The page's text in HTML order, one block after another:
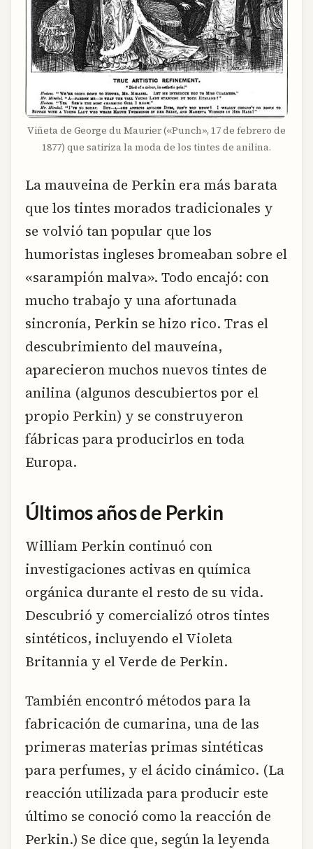
Viñeta de George du Maurier («Punch», 17 de febrero de
1877) que satiriza la moda de los tintes de anilina.
La mauveina de Perkin era más barata
que los tintes morados tradicionales y
se volvió tan popular que los
humoristas ingleses bromeaban sobre el
«sarampión malva». Todo encajó: con
mucho trabajo y una afortunada
sincronía, Perkin se hizo rico. Tras el
descubrimiento del mauveína,
aparecieron muchos nuevos tintes de
anilina (algunos descubiertos por el
propio Perkin) y se construyeron
fábricas para producirlos en toda
Europa.
Últimos años de Perkin
William Perkin continuó con
investigaciones activas en química
orgánica durante el resto de su vida.
Descubrió y comercializó otros tintes
sintéticos, incluyendo el Violeta
Britannia y el Verde de Perkin.
También encontró métodos para la
fabricación de cumarina, una de las
primeras materias primas sintéticas
para perfumes, y el ácido cinámico. (La
reacción utilizada para producir este
último se conoció como la reacción de
Perkin.) Se dice que, según la leyenda